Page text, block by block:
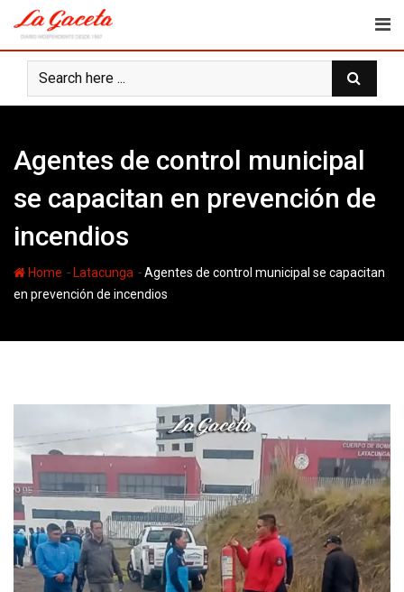
content
Agentes de control municipal
se capacitan en prevención de
incendios
Home - Latacunga -Agentes de control municipal se capacitan
en prevención de incendios